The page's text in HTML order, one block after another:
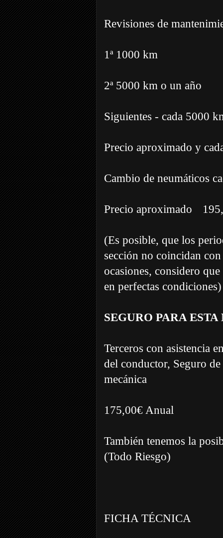
Revisiones de
1ª 1000 km
2ª 5000 km o un año
Siguientes - cada 5000
Precio aproximado y
Cambio de neumáticos
Precio aproximado
(Es posible, que los
sección no coincidan
ocasiones, considero
en perfectas condiciones)
SEGURO PARA
Terceros con asistencia
del conductor, Seguro
mecánica
175,00€ Anual
También tenemos la
(Todo Riesgo)
FICHA TÉCNICA